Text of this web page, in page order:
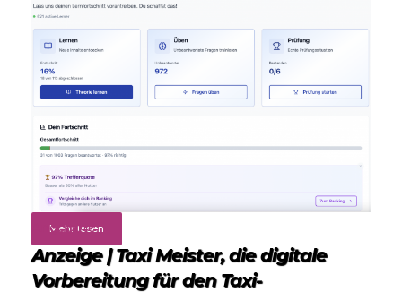
Mehr lesen
Angebote
Anzeige | Taxi Meister, die digitale
Vorbereitung für den Taxi-